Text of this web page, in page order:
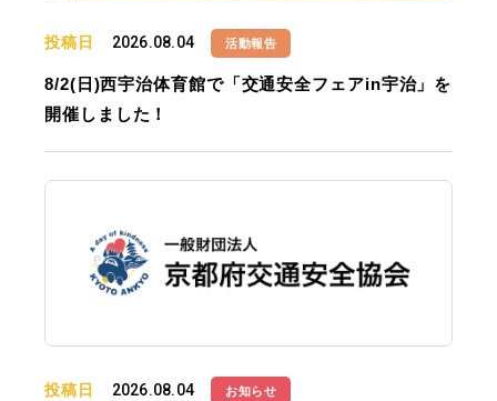
投稿日 2026.08.04 活動報告
8/2(日)西宇治体育館で「交通安全フェアin宇治」を
開催しました！
投稿日 2026.08.04 お知らせ